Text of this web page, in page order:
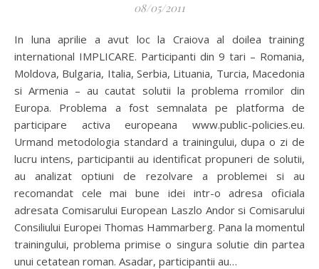
08/05/2011
In luna aprilie a avut loc la Craiova al doilea training
international IMPLICARE. Participanti din 9 tari – Romania,
Moldova, Bulgaria, Italia, Serbia, Lituania, Turcia, Macedonia
si Armenia – au cautat solutii la problema rromilor din
Europa. Problema a fost semnalata pe platforma de
participare activa europeana www.public-policies.eu.
Urmand metodologia standard a trainingului, dupa o zi de
lucru intens, participantii au identificat propuneri de solutii,
au analizat optiuni de rezolvare a problemei si au
recomandat cele mai bune idei intr-o adresa oficiala
adresata Comisarului European Laszlo Andor si Comisarului
Consiliului Europei Thomas Hammarberg. Pana la momentul
trainingului, problema primise o singura solutie din partea
unui cetatean roman. Asadar, participantii au…